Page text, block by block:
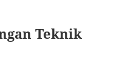
Teknik